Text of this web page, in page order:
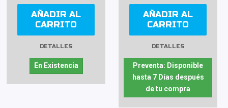
AÑADIR AL
CARRITO
DETALLES
En Existencia
AÑADIR AL
CARRITO
DETALLES
Preventa: Disponible
hasta 7 Días después
de tu compra